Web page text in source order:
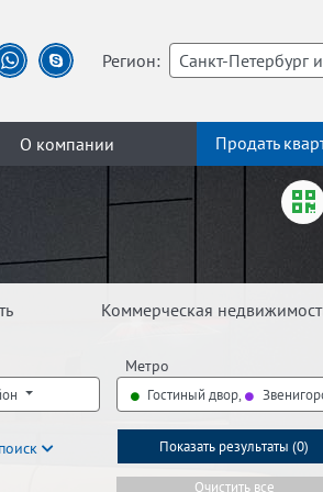
Регион: Санкт-Петербург
О компании Продать
Коммерческая
Метро
Гостиный двор,
Показать результаты (0)
Очистить все